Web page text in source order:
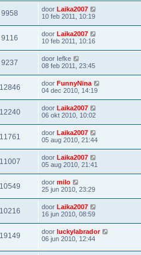
9958 door Laika2007
10 feb 2011, 10:19
9116 door Laika2007
10 feb 2011, 10:16
9237 door Iefke
08 feb 2011, 23:45
12846 door FunnyNina
04 dec 2010, 14:19
12240 door Laika2007
06 okt 2010, 10:02
11761 door Laika2007
05 aug 2010, 21:44
11007 door Laika2007
05 aug 2010, 21:41
10549 door milo
25 jun 2010, 23:29
10216 door Laika2007
16 jun 2010, 08:59
19149 door luckylabrador
06 jun 2010, 12:44